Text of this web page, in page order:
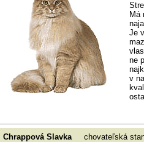
Má
Je
ne
v
Chrappová Slavkachovateľská